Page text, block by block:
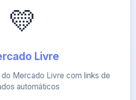
💛
Livre
Mercado Livre com links de
automáticos